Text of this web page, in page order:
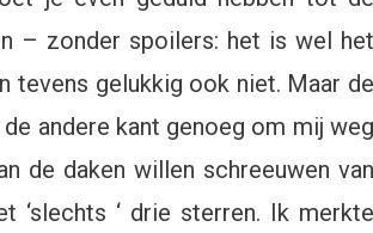
– zonder spoilers: het is wel het
tevens gelukkig ook niet. Maar de
andere kant genoeg om mij weg
de daken willen schreeuwen van
‘slechts ‘ drie sterren. Ik merkte